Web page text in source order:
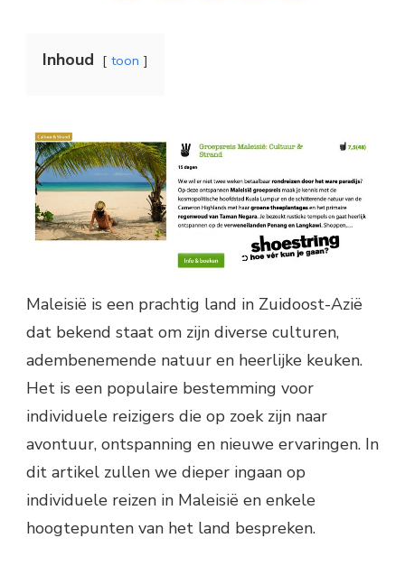
Inhoud toon
Maleisië is een prachtig land in Zuidoost-Azië
dat bekend staat om zijn diverse culturen,
adembenemende natuur en heerlijke keuken.
Het is een populaire bestemming voor
individuele reizigers die op zoek zijn naar
avontuur, ontspanning en nieuwe ervaringen. In
dit artikel zullen we dieper ingaan op
individuele reizen in Maleisië en enkele
hoogtepunten van het land bespreken.